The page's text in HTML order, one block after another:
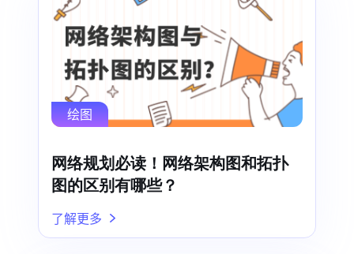
绘图
网络规划必读！网络架构图和拓扑
图的区别有哪些？
了解更多